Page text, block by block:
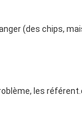
(des chips,
les